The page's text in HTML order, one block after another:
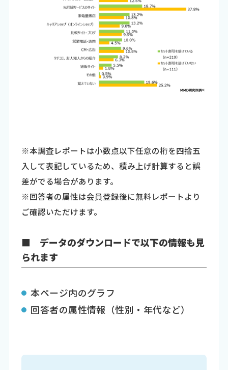
※本調査レポートは小数点以下任意の桁を四捨五
入して表記しているため、積み上げ計算すると誤
差がでる場合があります。
※回答者の属性は会員登録後に無料レポートより
ご確認いただけます。
■ データのダウンロードで以下の情報も見
られます
本ページ内のグラフ
回答者の属性情報（性別・年代など）